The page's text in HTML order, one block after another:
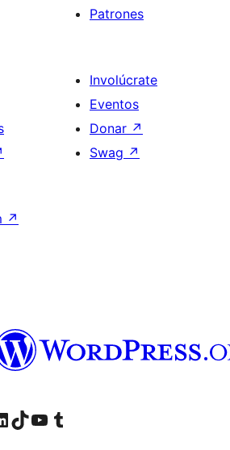
Patrones
Involúcrate
Eventos
Donar ↗
Swag ↗
↗
de Facebook
cuenta de Instagram
nuestra cuenta de LinkedIn
Visita nuestra cuenta de TikTok
Visita nuestro canal de YouTube
Visita nuestra cuenta de Tumblr